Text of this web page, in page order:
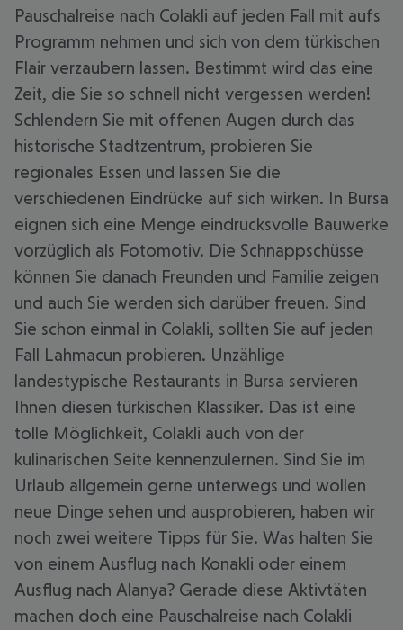
Pauschalreise nach Colakli auf jeden Fall mit aufs
Programm nehmen und sich von dem türkischen
Flair verzaubern lassen. Bestimmt wird das eine
Zeit, die Sie so schnell nicht vergessen werden!
Schlendern Sie mit offenen Augen durch das
historische Stadtzentrum, probieren Sie
regionales Essen und lassen Sie die
verschiedenen Eindrücke auf sich wirken. In Bursa
eignen sich eine Menge eindrucksvolle Bauwerke
vorzüglich als Fotomotiv. Die Schnappschüsse
können Sie danach Freunden und Familie zeigen
und auch Sie werden sich darüber freuen. Sind
Sie schon einmal in Colakli, sollten Sie auf jeden
Fall Lahmacun probieren. Unzählige
landestypische Restaurants in Bursa servieren
Ihnen diesen türkischen Klassiker. Das ist eine
tolle Möglichkeit, Colakli auch von der
kulinarischen Seite kennenzulernen. Sind Sie im
Urlaub allgemein gerne unterwegs und wollen
neue Dinge sehen und ausprobieren, haben wir
noch zwei weitere Tipps für Sie. Was halten Sie
von einem Ausflug nach Konakli oder einem
Ausflug nach Alanya? Gerade diese Aktivtäten
machen doch eine Pauschalreise nach Colakli